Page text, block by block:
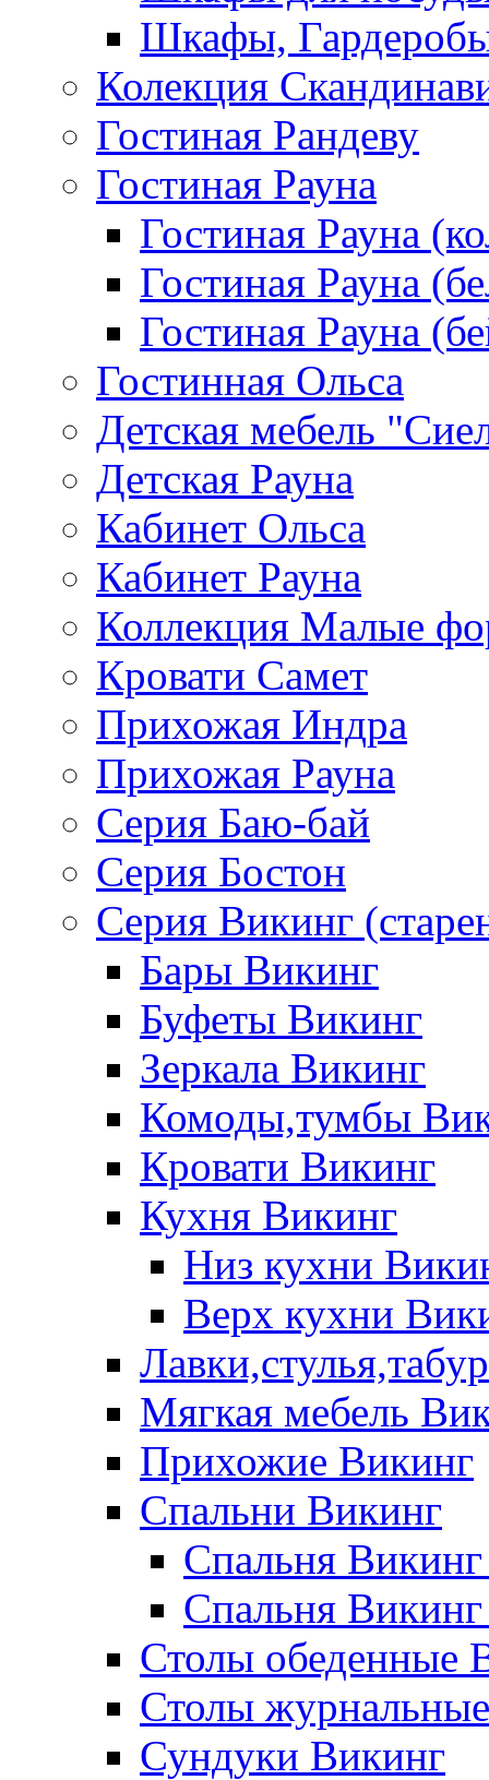
Шкафы,
Колекция
Гостиная Рандеву
Гостиная Рауна
Гостиная Рауна
Гостиная Рауна
Гостиная Рауна
Гостинная Ольса
Детская мебель
Детская Рауна
Кабинет Ольса
Кабинет Рауна
Коллекция Малые
Кровати Самет
Прихожая Индра
Прихожая Рауна
Серия Баю-бай
Серия Бостон
Серия Викинг
Бары Викинг
Буфеты Викинг
Зеркала Викинг
Комоды,тумбы
Кровати Викинг
Кухня Викинг
Низ кухни
Верх кухни
Мягкая мебель
Прихожие Викинг
Спальни Викинг
Спальня
Спальня
Столы обеденные
Столы
Сундуки Викинг